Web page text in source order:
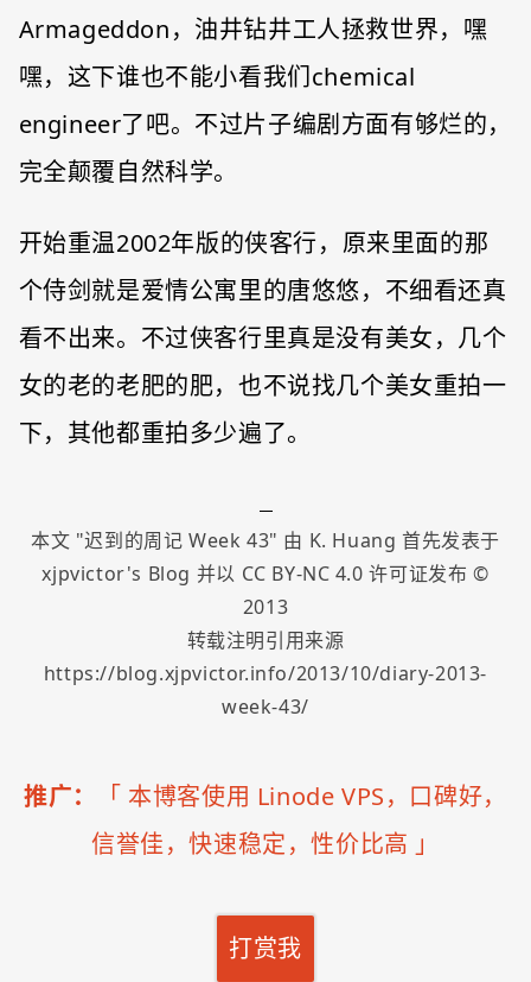
Armageddon，油井钻井工人拯救世界，嘿
嘿，这下谁也不能小看我们chemical
engineer了吧。不过片子编剧方面有够烂的，
完全颠覆自然科学。
开始重温2002年版的侠客行，原来里面的那
个侍剑就是爱情公寓里的唐悠悠，不细看还真
看不出来。不过侠客行里真是没有美女，几个
女的老的老肥的肥，也不说找几个美女重拍一
下，其他都重拍多少遍了。
本文 "迟到的周记 Week 43" 由 K. Huang 首先发表于
xjpvictor's Blog 并以 CC BY-NC 4.0 许可证发布 ©
2013
转载注明引用来源
https://blog.xjpvictor.info/2013/10/diary-2013-
week-43/
推广： 「 本博客使用 Linode VPS，口碑好，
信誉佳，快速稳定，性价比高 」
打赏我